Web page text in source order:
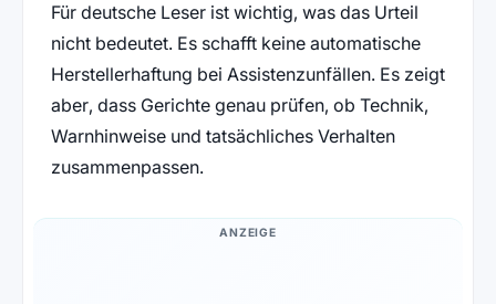
Für deutsche Leser ist wichtig, was das Urteil
nicht bedeutet. Es schafft keine automatische
Herstellerhaftung bei Assistenzunfällen. Es zeigt
aber, dass Gerichte genau prüfen, ob Technik,
Warnhinweise und tatsächliches Verhalten
zusammenpassen.
ANZEIGE